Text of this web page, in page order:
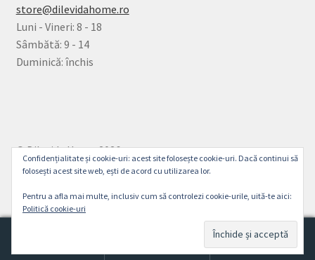
store@dilevidahome.ro
Luni - Vineri: 8 - 18
Sâmbătă: 9 - 14
Duminică: închis
© Dilevida Home 2026
Politică de Confidențialitate
Construit cu
0
Confidențialitate și cookie-uri: acest site folosește cookie-uri. Dacă continui să
folosești acest site web, ești de acord cu utilizarea lor.
Pentru a afla mai multe, inclusiv cum să controlezi cookie-urile, uită-te aici:
Politică cookie-uri